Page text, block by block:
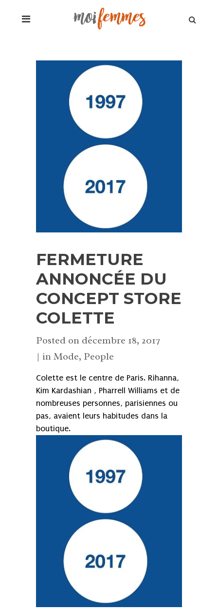
FERMETURE
ANNONCÉE DU
CONCEPT STORE
COLETTE
Posted on décembre 18, 2017
in Mode, People
Colette est le centre de Paris. Rihanna,
Kim Kardashian , Pharrell Williams et de
nombreuses personnes, parisiennes ou
pas, avaient leurs habitudes dans la
boutique.